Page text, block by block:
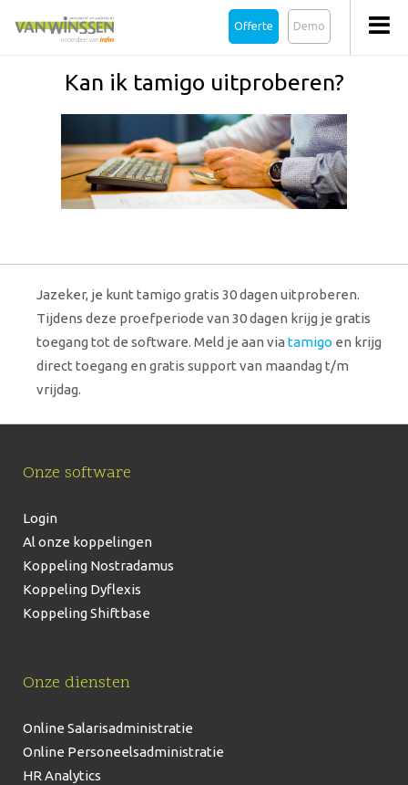
Demo
Offerte
Kan ik tamigo uitproberen?
Jazeker, je kunt tamigo gratis 30 dagen uitproberen.
Tijdens deze proefperiode van 30 dagen krijg je gratis
toegang tot de software. Meld je aan via tamigo en krijg
direct toegang en gratis support van maandag t/m
vrijdag.
Onze software
Login
Al onze koppelingen
Koppeling Nostradamus
Koppeling Dyflexis
Koppeling Shiftbase
Onze diensten
Online Salarisadministratie
Online Personeelsadministratie
HR Analytics